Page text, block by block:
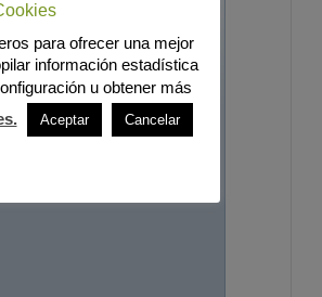
para ofrecer una mejor
información estadística
u obtener más
Aceptar Cancelar